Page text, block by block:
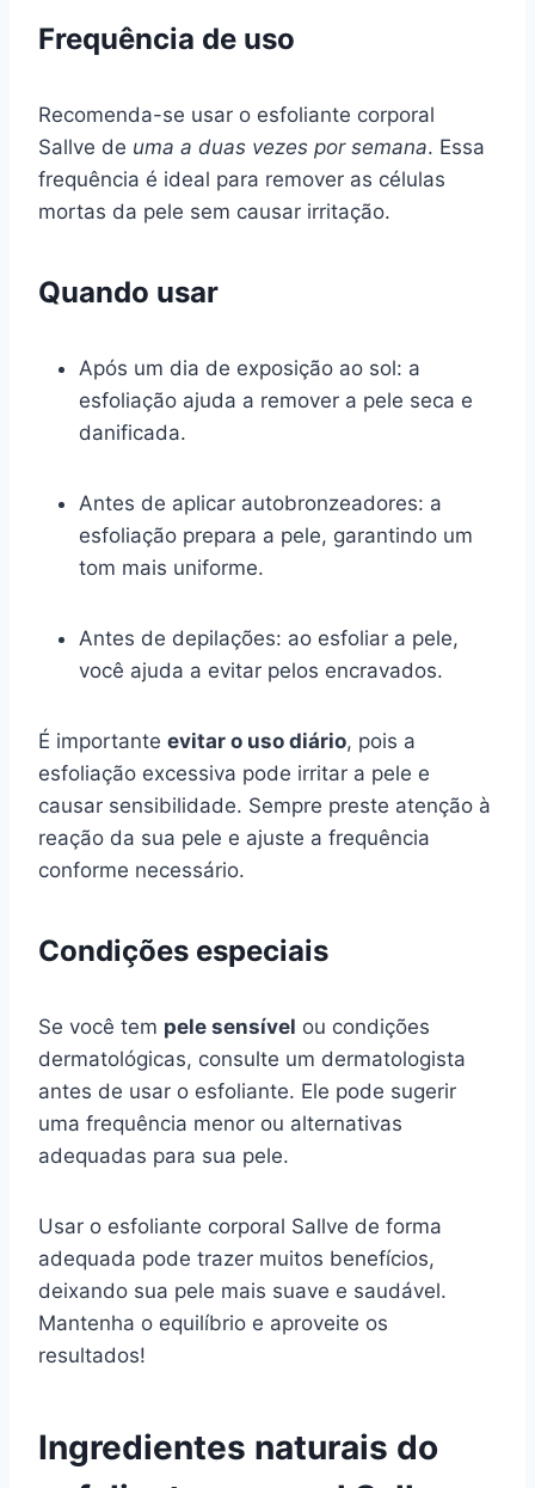
Frequência de uso
Recomenda-se usar o esfoliante corporal
Sallve de uma a duas vezes por semana. Essa
frequência é ideal para remover as células
mortas da pele sem causar irritação.
Quando usar
Após um dia de exposição ao sol: a
esfoliação ajuda a remover a pele seca e
danificada.
Antes de aplicar autobronzeadores: a
esfoliação prepara a pele, garantindo um
tom mais uniforme.
Antes de depilações: ao esfoliar a pele,
você ajuda a evitar pelos encravados.
É importante evitar o uso diário, pois a
esfoliação excessiva pode irritar a pele e
causar sensibilidade. Sempre preste atenção à
reação da sua pele e ajuste a frequência
conforme necessário.
Condições especiais
Se você tem pele sensível ou condições
dermatológicas, consulte um dermatologista
antes de usar o esfoliante. Ele pode sugerir
uma frequência menor ou alternativas
adequadas para sua pele.
Usar o esfoliante corporal Sallve de forma
adequada pode trazer muitos benefícios,
deixando sua pele mais suave e saudável.
Mantenha o equilíbrio e aproveite os
resultados!
Ingredientes naturais do